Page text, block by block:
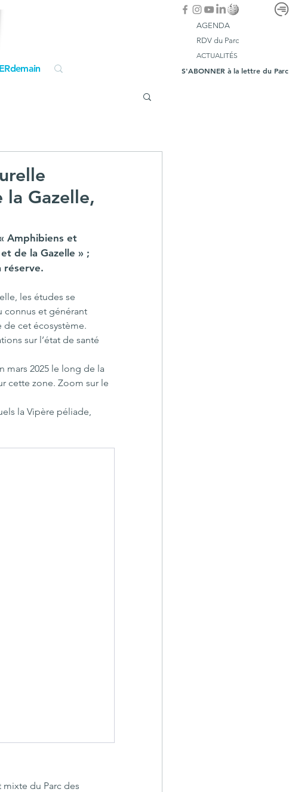
AGENDA
RDV du Parc
ACTUALITÉS
S'ABONNER à la lettre du Parc
Gazelle,
Amphibiens et
de la Gazelle » ;
réserve.
les études se
connus et générant
cet écosystème.
sur l’état de santé
mars 2025 le long de la
cette zone. Zoom sur le
la Vipère péliade,
du Parc des